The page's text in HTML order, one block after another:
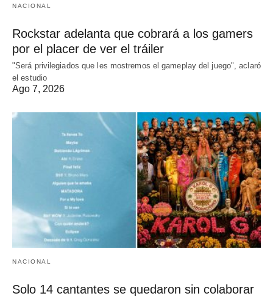
NACIONAL
Rockstar adelanta que cobrará a los gamers
por el placer de ver el tráiler
"Será privilegiados que les mostremos el gameplay del juego", aclaró
el estudio
Ago 7, 2026
NACIONAL
Solo 14 cantantes se quedaron sin colaborar